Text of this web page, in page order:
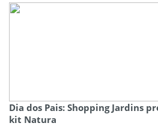
Dia dos Pais: Shopping Jardins
kit Natura